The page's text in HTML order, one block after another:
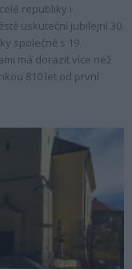
republiky i
uskuteční jubilejní 30.
společně s 19.
má dorazit více než
810 let od první